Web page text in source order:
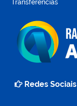
Transferências
Redes Sociais